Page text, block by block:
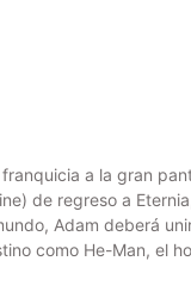
a la gran
de regreso a
Adam deberá
como He-Man, el